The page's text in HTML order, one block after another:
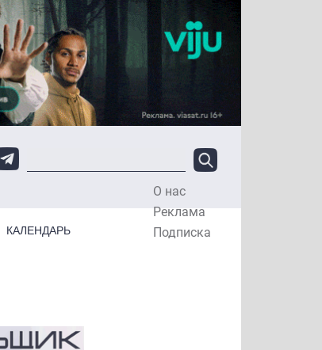
О нас
Реклама
Подписка
КАЛЕНДАРЬ